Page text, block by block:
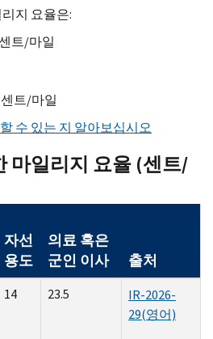
지 요율은:
트/마일
센트/마일
수 있는 지 알아보십시오
마일리지 요율 (센트/
자선
용도
의료 혹은
군인 이사
출처
14 23.5
IR-2026-
29(영어)